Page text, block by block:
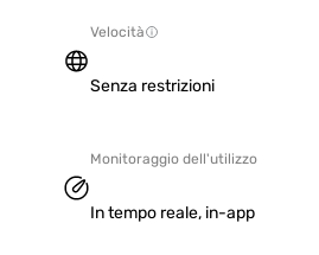
Velocità
Senza restrizioni
Monitoraggio dell'utilizzo
In tempo reale, in-app